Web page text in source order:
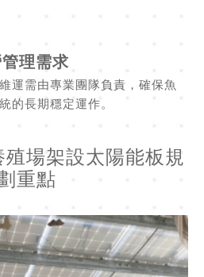
理需求
運需由專業團隊負責，確保魚
的長期穩定運作。
場架設太陽能板規
重點